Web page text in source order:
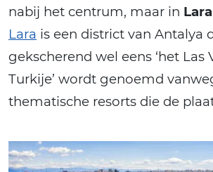
nabij het centrum, maar in Lara
Lara is een district van Antalya
gekscherend wel eens ‘het Las
Turkije’ wordt genoemd
thematische resorts die de